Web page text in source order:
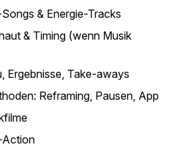
& Energie-Tracks
& Timing (wenn Musik
Ergebnisse, Take-aways
Reframing, Pausen, App
Action